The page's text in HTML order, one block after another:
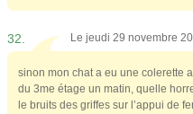
32. Le jeudi 29 novembre
sinon mon chat a eu une colerette
du 3me étage un matin, quelle
le bruits des griffes sur l’appui de